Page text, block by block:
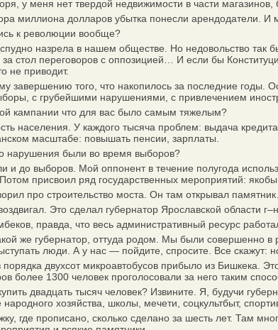
меня нет твердой недвижимости в части магазинов,
долларов убытка понесли арендодатели. И
к революции вообще?
назрела в нашем обществе. Но недовольство так
за стол переговоров с оппозицией… И если бы
не приводит.
того, что накопилось за последние годы.
с грубейшими нарушениями, с привлечением
что для вас было самым тяжелым?
У каждого тысяча проблем: выдача кредита,
масштабе: повышать пенсии, зарплаты.
были во время выборов?
выборов. Мой оппонент в течение полугода
присвоил ряд государственных мероприятий:
про строительство моста. Он там открывал
Это сделал губернатор Ярославской области
правда, что весь административный ресурс
губернатор, оттуда родом. Мы были совершенно в
люди. А у нас — пойдите, спросите. Все скажут:
двухсот микроавтобусов прибыло из Бишкека.
более 1300 человек проголосовали за него таким
двадцать тысяч человек? Извините. Я, будучи
хозяйства, школы, мечети, соцкультбыт,
прописано, сколько сделано за шесть лет. Там